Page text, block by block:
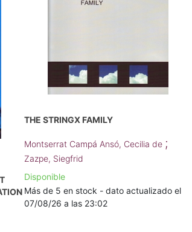
THE STRINGX FAMILY
Montserrat Campá Ansó, Cecilia de ;
Zazpe, Siegfrid
Disponible
Más de 5 en stock - dato actualizado el
07/08/26 a las 23:02